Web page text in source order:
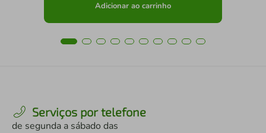
Adicionar ao carrinho
Serviços por telefone
de segunda a sábado das